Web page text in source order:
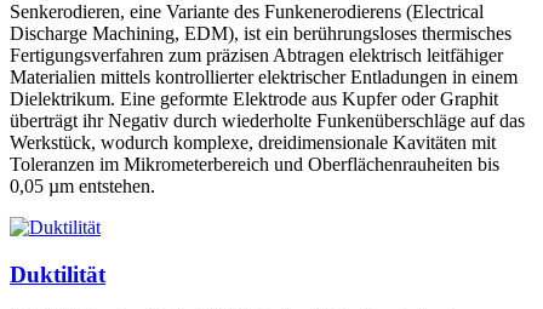
Senkerodieren, eine Variante des Funkenerodierens (Electrical
Discharge Machining, EDM), ist ein berührungsloses thermisches
Fertigungsverfahren zum präzisen Abtragen elektrisch leitfähiger
Materialien mittels kontrollierter elektrischer Entladungen in einem
Dielektrikum. Eine geformte Elektrode aus Kupfer oder Graphit
überträgt ihr Negativ durch wiederholte Funkenüberschläge auf das
Werkstück, wodurch komplexe, dreidimensionale Kavitäten mit
Toleranzen im Mikrometerbereich und Oberflächenrauheiten bis
0,05 µm entstehen.
Duktilität